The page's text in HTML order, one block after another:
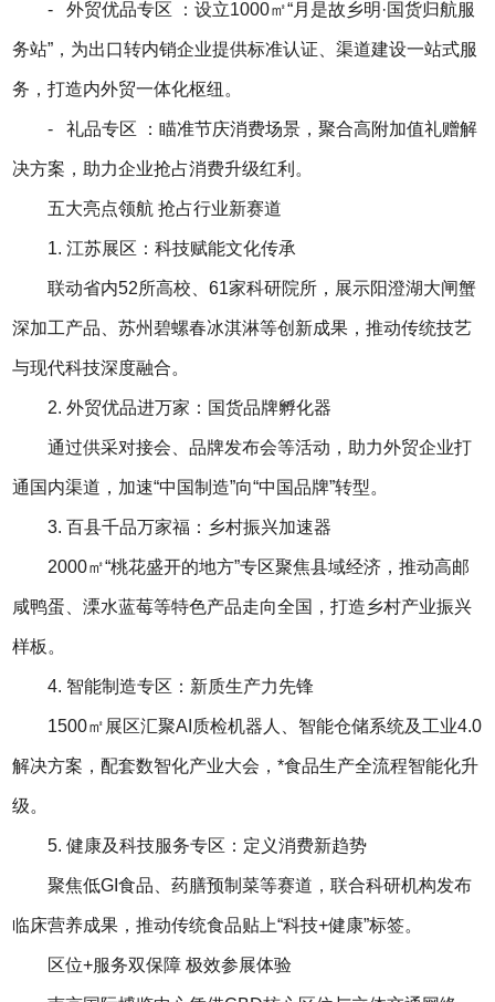
- 外贸优品专区 ：设立1000㎡“月是故乡明·国货归航服
务站”，为出口转内销企业提供标准认证、渠道建设一站式服
务，打造内外贸一体化枢纽。
- 礼品专区 ：瞄准节庆消费场景，聚合高附加值礼赠解
决方案，助力企业抢占消费升级红利。
五大亮点领航 抢占行业新赛道
1. 江苏展区：科技赋能文化传承
联动省内52所高校、61家科研院所，展示阳澄湖大闸蟹
深加工产品、苏州碧螺春冰淇淋等创新成果，推动传统技艺
与现代科技深度融合。
2. 外贸优品进万家：国货品牌孵化器
通过供采对接会、品牌发布会等活动，助力外贸企业打
通国内渠道，加速“中国制造”向“中国品牌”转型。
3. 百县千品万家福：乡村振兴加速器
2000㎡“桃花盛开的地方”专区聚焦县域经济，推动高邮
咸鸭蛋、溧水蓝莓等特色产品走向全国，打造乡村产业振兴
样板。
4. 智能制造专区：新质生产力先锋
1500㎡展区汇聚AI质检机器人、智能仓储系统及工业4.0
解决方案，配套数智化产业大会，*食品生产全流程智能化升
级。
5. 健康及科技服务专区：定义消费新趋势
聚焦低GI食品、药膳预制菜等赛道，联合科研机构发布
临床营养成果，推动传统食品贴上“科技+健康”标签。
区位+服务双保障 极效参展体验